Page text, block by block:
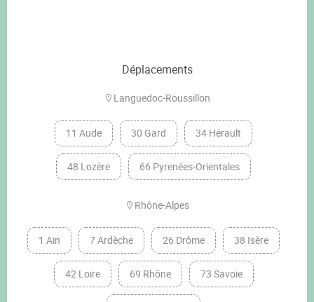
Déplacements
Languedoc-Roussillon
11 Aude 30 Gard 34 Hérault
48 Lozère 66 Pyrenées-Orientales
Rhône-Alpes
1 Ain 7 Ardèche 26 Drôme 38 Isère
42 Loire 69 Rhône 73 Savoie